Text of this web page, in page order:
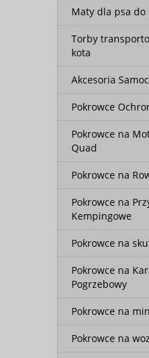
Maty dla psa do
Torby
kota
Akcesoria
Pokrowce
Pokrowce na
Quad
Pokrowce na
Pokrowce na
Kempingowe
Pokrowce na
Pokrowce na
Pogrzebowy
Pokrowce na
Pokrowce na